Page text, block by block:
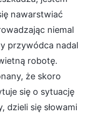
nawarstwiać
niemal
przywódca nadal
robotę.
że skoro
się o sytuację
dzieli się słowami